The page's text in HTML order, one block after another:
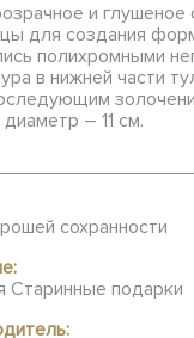
и глушеное
для создания
полихромными
в нижней части
– 11 см.
сохранности
Старинные подарки